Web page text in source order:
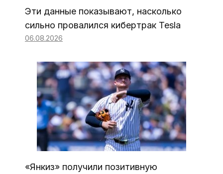
Эти данные показывают, насколько
сильно провалился кибертрак Tesla
06.08.2026
«Янкиз» получили позитивную